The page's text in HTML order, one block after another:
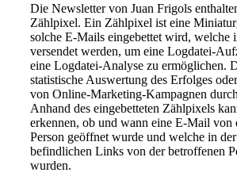
Die Newsletter von Juan Frigols
Zählpixel. Ein Zählpixel ist eine
solche E-Mails eingebettet wird,
versendet werden, um eine Logdatei-
eine Logdatei-Analyse zu ermöglichen.
statistische Auswertung des Erfolges
von Online-Marketing-Kampagnen
Anhand des eingebetteten Zählpixels
erkennen, ob und wann eine E-Mail von
Person geöffnet wurde und welche in
befindlichen Links von der betroffenen
wurden.